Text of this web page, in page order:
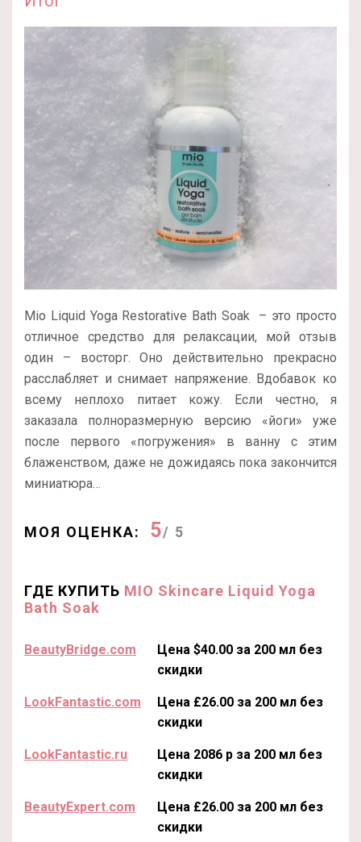
Mio Liquid Yoga Restorative Bath Soak – это просто
отличное средство для релаксации, мой отзыв
один – восторг. Оно действительно прекрасно
расслабляет и снимает напряжение. Вдобавок ко
всему неплохо питает кожу. Если честно, я
заказала полноразмерную версию «йоги» уже
после первого «погружения» в ванну с этим
блаженством, даже не дожидаясь пока закончится
миниатюра…
МОЯ ОЦЕНКА: 5/ 5
ГДЕ КУПИТЬ MIO Skincare Liquid Yoga
Bath Soak
BeautyBridge.com
Цена $40.00 за 200 мл без
скидки
LookFantastic.com
Цена £26.00 за 200 мл без
скидки
LookFantastic.ru
Цена 2086 р за 200 мл без
скидки
BeautyExpert.com
Цена £26.00 за 200 мл без
скидки